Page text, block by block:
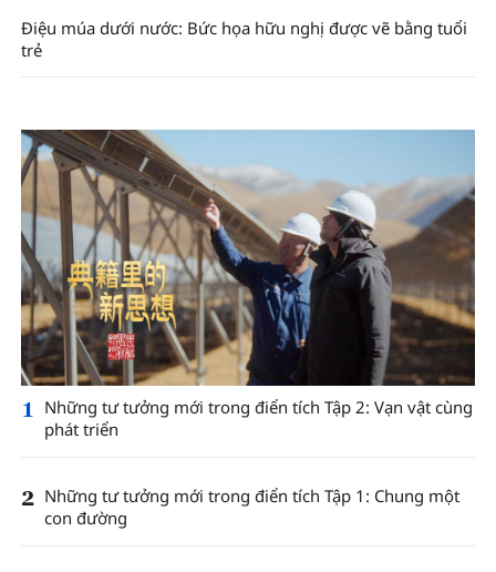
Điệu múa dưới nước: Bức họa hữu nghị được vẽ bằng tuổi
trẻ
1
Những tư tưởng mới trong điển tích Tập 2: Vạn vật cùng
phát triển
2 Những tư tưởng mới trong điển tích Tập 1: Chung một
con đường